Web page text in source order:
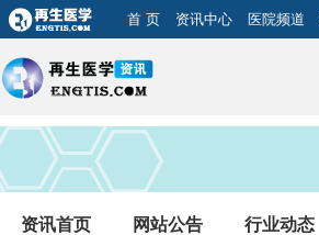
首 页 资讯中心 医院频道
资讯首页 网站公告 行业动态